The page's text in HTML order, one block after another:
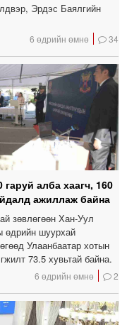
Эрдэс Баялгийн
6 өдрийн өмнө 34
алба хаагч, 160
ажиллаж байна
зөвлөгөөн Хан-Уул
өдрийн шуурхай
Улаанбаатар хотын
73.5 хувьтай байна.
6 өдрийн өмнө 2